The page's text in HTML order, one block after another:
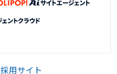
採用サイト